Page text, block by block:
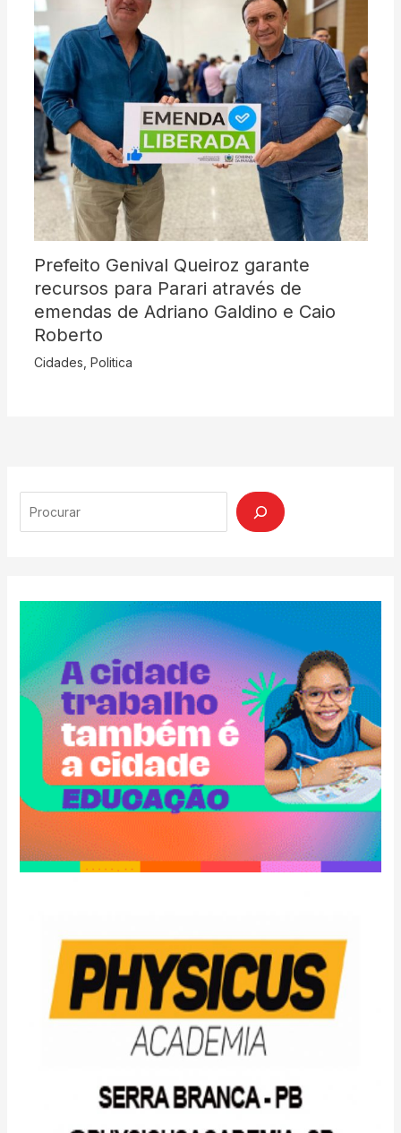
Prefeito Genival Queiroz garante
recursos para Parari através de
emendas de Adriano Galdino e Caio
Roberto
Cidades Politica